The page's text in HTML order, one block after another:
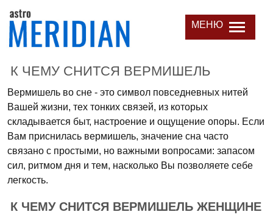
МЕНЮ
К ЧЕМУ СНИТСЯ ВЕРМИШЕЛЬ
Вермишель во сне - это символ повседневных нитей
Вашей жизни, тех тонких связей, из которых
складывается быт, настроение и ощущение опоры. Если
Вам приснилась вермишель, значение сна часто
связано с простыми, но важными вопросами: запасом
сил, ритмом дня и тем, насколько Вы позволяете себе
легкость.
К ЧЕМУ СНИТСЯ ВЕРМИШЕЛЬ ЖЕНЩИНЕ